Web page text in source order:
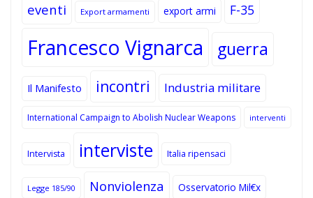
eventi Export armamenti export armi F-35
Francesco Vignarca guerra
Il Manifesto incontri Industria militare
International Campaign to Abolish Nuclear Weapons interventi
Intervista interviste Italia ripensaci
Legge 185/90 Nonviolenza Osservatorio Mil€x